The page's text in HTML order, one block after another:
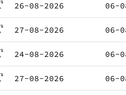
26-08-2026 06-
27-08-2026 06-
24-08-2026 06-
27-08-2026 06-